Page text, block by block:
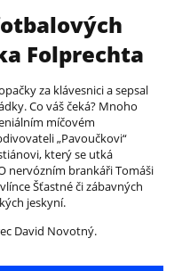
Folprechta
za klávesnici a sepsal
Co váš čeká? Mnoho
míčovém
„Pavoučkovi“
který se utká
nervózním brankáři Tomáši
Šťastné či zábavných
jeskyní.
David Novotný.